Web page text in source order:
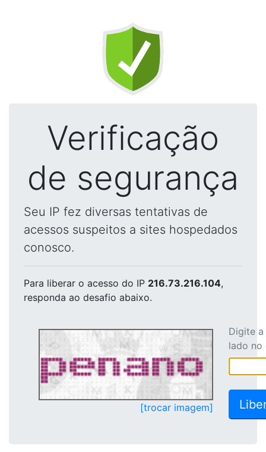
Verificação
de segurança
Seu IP fez diversas tentativas de
acessos suspeitos a sites hospedados
conosco.
Para liberar o acesso do IP 216.73.216.104,
responda ao desafio abaixo.
[trocar imagem]
Digite
lado no